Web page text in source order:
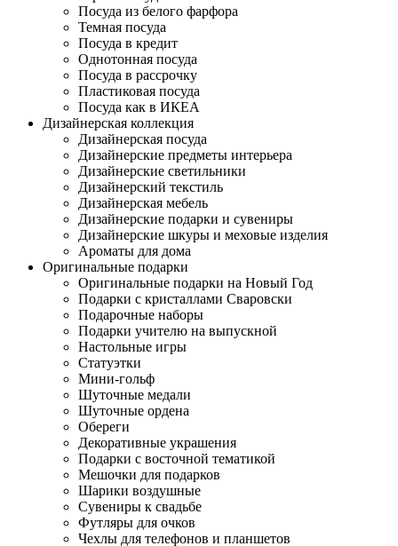
Посуда из белого фарфора
Темная посуда
Посуда в кредит
Однотонная посуда
Посуда в рассрочку
Пластиковая посуда
Посуда как в ИКЕА
Дизайнерская коллекция
Дизайнерская посуда
Дизайнерские предметы интерьера
Дизайнерские светильники
Дизайнерский текстиль
Дизайнерская мебель
Дизайнерские подарки и сувениры
Дизайнерские шкуры и меховые изделия
Ароматы для дома
Оригинальные подарки
Оригинальные подарки на Новый Год
Подарки с кристаллами Сваровски
Подарочные наборы
Подарки учителю на выпускной
Настольные игры
Статуэтки
Мини-гольф
Шуточные медали
Шуточные ордена
Обереги
Декоративные украшения
Подарки с восточной тематикой
Мешочки для подарков
Шарики воздушные
Сувениры к свадьбе
Футляры для очков
Чехлы для телефонов и планшетов